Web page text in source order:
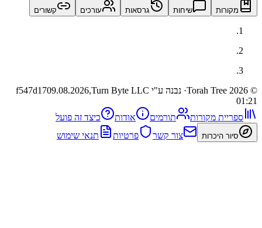
שיחות גרסאות עורכים קשורים
· נבנה ע"י Turn Byte LLC f547d1709.08.2026,
מקורות תורמים אודות כיצד זה פועל
היכרות צור קשר פרטיות תנאי שימוש